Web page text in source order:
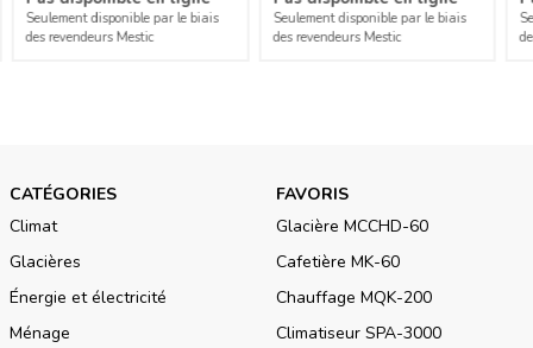
Seulement disponible par le biais
des revendeurs Mestic
Seulement disponible par le biais
des revendeurs Mestic
CATÉGORIES
Climat
Glacières
Énergie et électricité
Ménage
FAVORIS
Glacière MCCHD-60
Cafetière MK-60
Chauffage MQK-200
Climatiseur SPA-3000